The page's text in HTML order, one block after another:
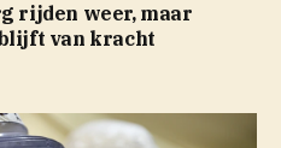
rijden weer, maar
van kracht